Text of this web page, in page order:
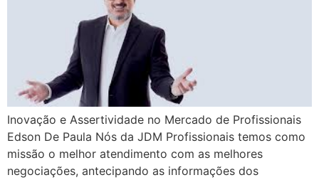
Inovação e Assertividade no Mercado de Profissionais
Edson De Paula Nós da JDM Profissionais temos como
missão o melhor atendimento com as melhores
negociações, antecipando as informações dos